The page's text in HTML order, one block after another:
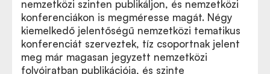
nemzetközi szinten publikáljon, és nemzetközi
konferenciákon is megméresse magát. Négy
kiemelkedő jelentőségű nemzetközi tematikus
konferenciát szerveztek, tíz csoportnak jelent
meg már magasan jegyzett nemzetközi
folyóiratban publikációja, és szinte